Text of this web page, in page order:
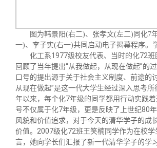
图为韩景阳(右二)、张孝文(左二)同化7
一)、李子实(右一)共同启动电子揭幕程序。
化工系1977级校友代表、当时的化72
回顾了当年提出“从我做起，从现在做起”的
口号的提出源于关于社会主义制度、前途的
从现在做起”是这一代大学生经过深入思考
年以来，每个化7年级的同学都用行动实践
号不仅属于化7年级，更是反映了上世纪80
风貌和价值追求，对于今天的清华学子的成
价值。2007级化72班王笑楠同学作为在校学
言，她向学长们汇报了新一代清华学子的学